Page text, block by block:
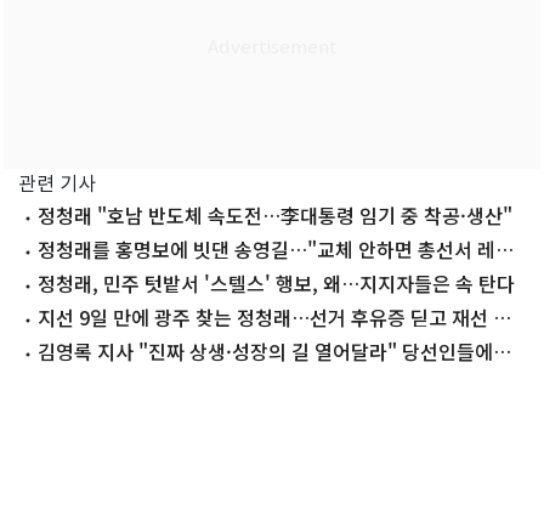
관련 기사
정청래 "호남 반도체 속도전…李대통령 임기 중 착공·생산"
정청래를 홍명보에 빗댄 송영길…"교체 안하면 총선서 레드
카드"
정청래, 민주 텃밭서 '스텔스' 행보, 왜…지지자들은 속 탄다
지선 9일 만에 광주 찾는 정청래…선거 후유증 딛고 재선 행
보 시동
김영록 지사 "진짜 상생·성장의 길 열어달라" 당선인들에게